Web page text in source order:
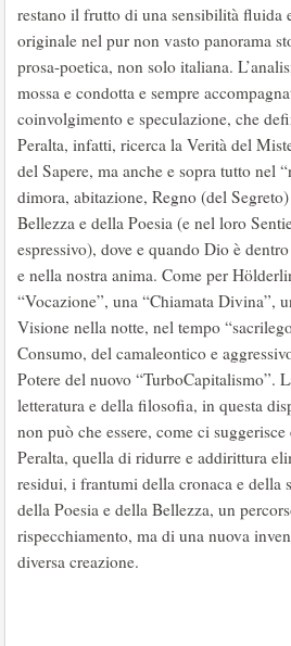
restano il frutto di una sensibilità fluida
originale nel pur non vasto panorama
prosa-poetica, non solo italiana.
mossa e condotta e sempre
coinvolgimento e speculazione, che
Peralta, infatti, ricerca la Verità del
del Sapere, ma anche e sopra tutto nel
dimora, abitazione, Regno (del
Bellezza e della Poesia (e nel loro
espressivo), dove e quando Dio è
e nella nostra anima. Come per
“Vocazione”, una “Chiamata Divina”,
Visione nella notte, nel tempo
Consumo, del camaleontico e
Potere del nuovo “TurboCapitalismo”.
letteratura e della filosofia, in questa
non può che essere, come ci
Peralta, quella di ridurre e addirittura
residui, i frantumi della cronaca e della
della Poesia e della Bellezza, un
rispecchiamento, ma di una nuova
diversa creazione.